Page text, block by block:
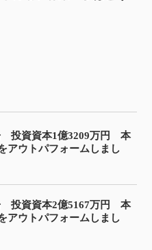
投資資本1億3209万円 本
アウトパフォームしまし
投資資本2億5167万円 本
アウトパフォームしまし